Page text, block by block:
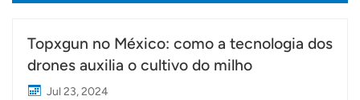
Topxgun no México: como a tecnologia dos
drones auxilia o cultivo do milho
Jul 23, 2024